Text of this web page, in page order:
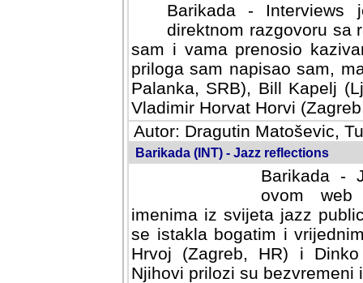
Barikada -
direktnom razgovoru sa
sam i vama prenosio
priloga sam napisao sam,
Palanka, SRB), Bill Kapelj
Vladimir Horvat Horvi
Autor: Dragutin Matoševic,
Barikada (INT) - Jazz reflections
Barikada -
ovom web
imenima iz svijeta jazz
se istakla bogatim i
Hrvoj (Zagreb, HR) i
Njihovi prilozi su bezvremeni